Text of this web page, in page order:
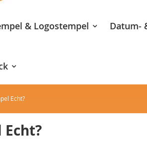
& Logostempel Datum-
Echt?